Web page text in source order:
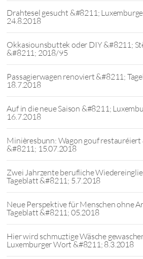
Drahtesel gesucht &#8211;
24.8.2018
Okkasiounsbuttek oder DIY &#8211;
&#8211; 2018/95
Passagierwagen renoviert &#8211;
18.7.2018
Auf in die neue Saison &#8211;
16.7.2018
Minièresbunn: Wagon gouf restauréiert
&#8211; 15.07.2018
Zwei Jahrzente berufliche
Tageblatt &#8211; 5.7.2018
Neue Perspektive für Menschen ohne
Tageblatt &#8211; 05.2018
Hier wird schmuztige Wäsche
Luxemburger Wort &#8211; 8.3.2018